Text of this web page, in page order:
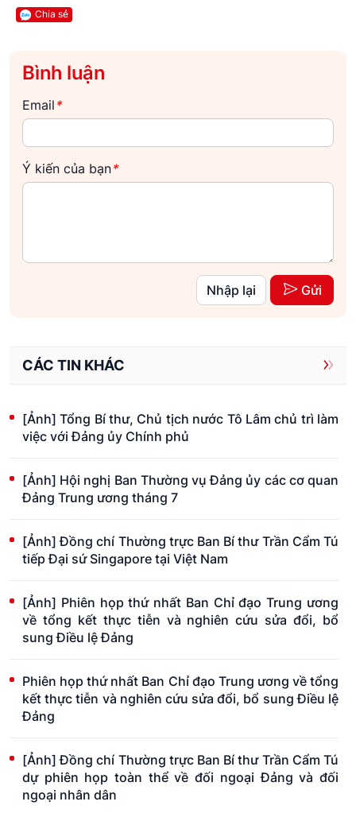
Chia sẻ
Bình luận
Email *
Ý kiến của bạn*
Nhập lại Gửi
CÁC TIN KHÁC
[Ảnh] Tổng Bí thư, Chủ tịch nước Tô Lâm chủ trì làm
việc với Đảng ủy Chính phủ
[Ảnh] Hội nghị Ban Thường vụ Đảng ủy các cơ quan
Đảng Trung ương tháng 7
[Ảnh] Đồng chí Thường trực Ban Bí thư Trần Cẩm Tú
tiếp Đại sứ Singapore tại Việt Nam
[Ảnh] Phiên họp thứ nhất Ban Chỉ đạo Trung ương
về tổng kết thực tiễn và nghiên cứu sửa đổi, bổ
sung Điều lệ Đảng
Phiên họp thứ nhất Ban Chỉ đạo Trung ương về tổng
kết thực tiễn và nghiên cứu sửa đổi, bổ sung Điều lệ
Đảng
[Ảnh] Đồng chí Thường trực Ban Bí thư Trần Cẩm Tú
dự phiên họp toàn thể về đối ngoại Đảng và đối
ngoại nhân dân